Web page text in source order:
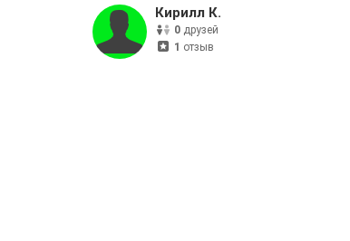
Кирилл К.
0 друзей
1 отзыв